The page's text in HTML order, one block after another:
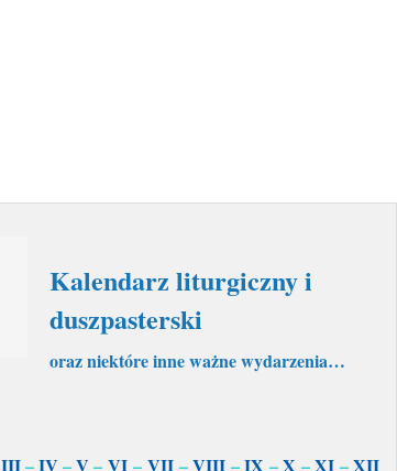
Kalendarz liturgiczny i
duszpasterski
oraz niektóre inne ważne wydarzenia…
III–IV–V– VI – VII –VIII –IX –X –XI –XII